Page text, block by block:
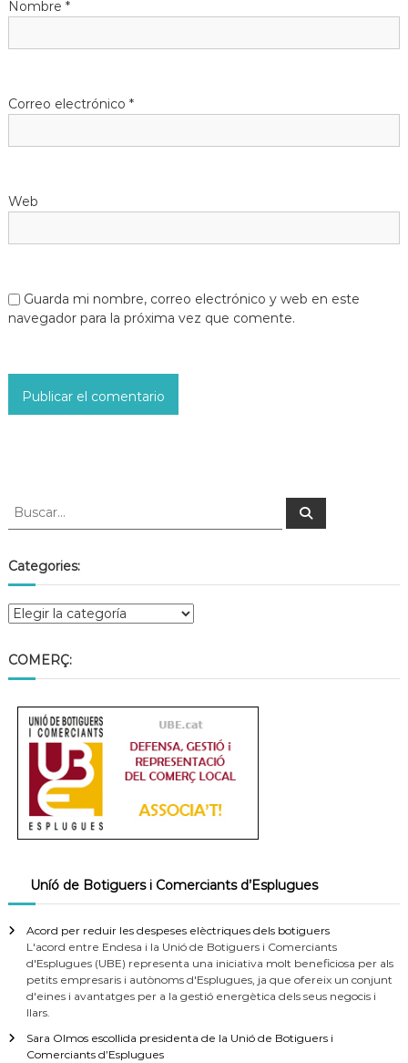
Nombre *
Correo electrónico *
Web
Guarda mi nombre, correo electrónico y web en este
navegador para la próxima vez que comente.
Categories:
COMERÇ:
Uníó de Botiguers i Comerciants d’Esplugues
Acord per reduir les despeses elèctriques dels botiguers
L'acord entre Endesa i la Unió de Botiguers i Comerciants
d'Esplugues (UBE) representa una iniciativa molt beneficiosa per als
petits empresaris i autònoms d'Esplugues, ja que ofereix un conjunt
d'eines i avantatges per a la gestió energètica dels seus negocis i
llars.
Sara Olmos escollida presidenta de la Unió de Botiguers i
Comerciants d’Esplugues